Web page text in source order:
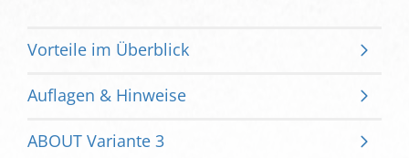
Vorteile im Überblick
Auflagen & Hinweise
ABOUT Variante 3